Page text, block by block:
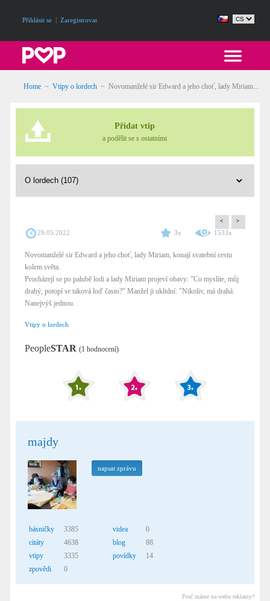
Přihlásit se Zaregistrovat
Home ~ Vtipy o lordech ~ Novomanželé sir Edward a jeho choť, lady Miriam...
Přidat vtip
a podělit se s ostatními
< >
29.05.2022 3x 1533x
Novomanželé sir Edward a jeho choť, lady Miriam, konají svatební cestu
kolem světa.
Procházejí se po palubě lodi a lady Miriam projeví obavy: "Co myslíte, můj
drahý, potopí se taková loď často?" Manžel ji uklidní: "Nikoliv, má drahá.
Nanejvýš jednou.
Vtipy o lordech
PeopleSTAR (1 hodnocení)
majdy
napsat zprávu
básničky
3385
citáty
4638
vtipy
3335
zpovědi
0
videa
0
blog
88
povídky
14
Proč máme na webu reklamy?